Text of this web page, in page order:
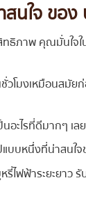
สนใจ ข
ภาพ คุณมั่นใจใ
โมงเหมือนสมัย
อะไรที่ดีมากๆ เลย
แบบหนึ่งที่น่าสน
ไฟฟ้าระยะยาว